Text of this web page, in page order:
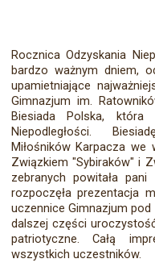
Rocznica Odzyskania
bardzo ważnym dniem,
upamietniające
Gimnazjum im.
Biesiada Polska,
Niepodległości.
Miłośników Karpacza we
Związkiem "Sybiraków" i
zebranych powitała
rozpoczęła prezentacja
uczennice Gimnazjum
dalszej części
patriotyczne. Całą
wszystkich uczestników.